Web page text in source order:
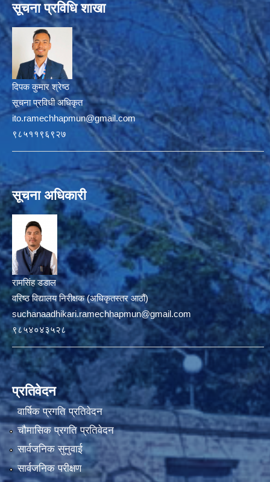
सूचना प्रविधि शाखा
दिपक कुमार श्रेष्ठ
सूचना प्रविधी अधिकृत
ito.ramechhapmun@gmail.com
९८५११९६९२७
सूचना अधिकारी
रामसिंह डडाल
वरिष्ठ विद्यालय निरीक्षक (अधिकृतस्तर आठौं)
suchanaadhikari.ramechhapmun@gmail.com
९८५४०४३५२८
प्रतिवेदन
वार्षिक प्रगति प्रतिवेदन
चौमासिक प्रगति प्रतिवेदन
सार्वजनिक सुनुवाई
सार्वजनिक परीक्षण